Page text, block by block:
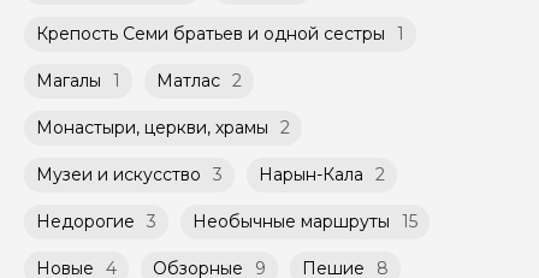
Крепость Семи братьев и одной сестры 1
Магалы 1 Матлас 2
Монастыри, церкви, храмы 2
Музеи и искусство 3 Нарын-Кала 2
Недорогие 3 Необычные маршруты 15
Новые 4 Обзорные 9 Пешие 8